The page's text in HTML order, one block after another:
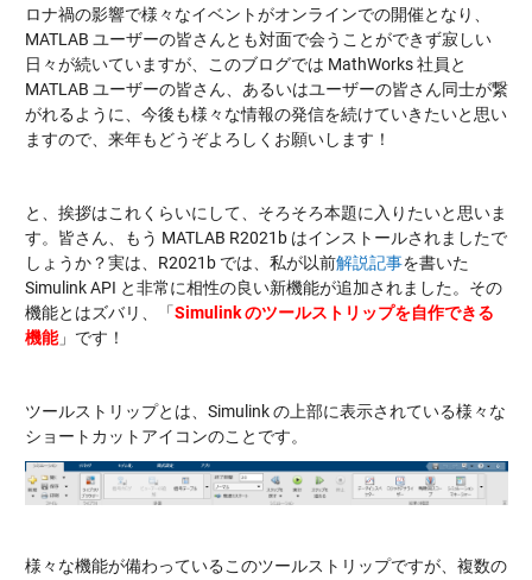
ロナ禍の影響で様々なイベントがオンラインでの開催となり、
MATLAB ユーザーの皆さんとも対面で会うことができず寂しい
日々が続いていますが、このブログでは MathWorks 社員と
MATLAB ユーザーの皆さん、あるいはユーザーの皆さん同士が繋
がれるように、今後も様々な情報の発信を続けていきたいと思い
ますので、来年もどうぞよろしくお願いします！
と、挨拶はこれくらいにして、そろそろ本題に入りたいと思いま
す。皆さん、もう MATLAB R2021b はインストールされましたで
しょうか？実は、R2021b では、私が以前解説記事を書いた
Simulink API と非常に相性の良い新機能が追加されました。その
機能とはズバリ、「Simulink のツールストリップを自作できる
機能」です！
ツールストリップとは、Simulink の上部に表示されている様々な
ショートカットアイコンのことです。
様々な機能が備わっているこのツールストリップですが、複数の